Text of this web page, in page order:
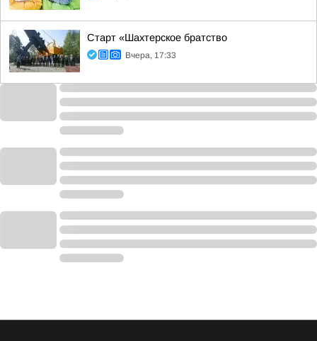
Старт «Шахтерское братство
Вчера, 17:33